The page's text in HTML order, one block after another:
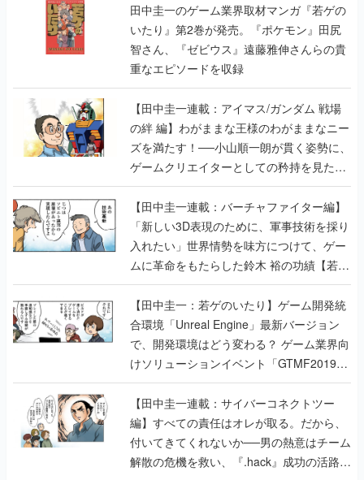
田中圭一のゲーム業界取材マンガ『若ゲの
いたり』第2巻が発売。『ポケモン』田尻
智さん、『ゼビウス』遠藤雅伸さんらの貴
重なエピソードを収録
【田中圭一連載：アイマス/ガンダム 戦場
の絆 編】わがままな王様のわがままなニー
ズを満たす！──小山順一朗が貫く姿勢に、
ゲームクリエイターとしての矜持を見た
【若ゲのいたり最終回】
【田中圭一連載：バーチャファイター編】
「新しい3D表現のために、軍事技術を採り
入れたい」世界情勢を味方につけて、ゲー
ムに革命をもたらした鈴木 裕の功績【若ゲ
のいたり】
【田中圭一：若ゲのいたり】ゲーム開発統
合環境「Unreal Engine」最新バージョン
で、開発環境はどう変わる？ ゲーム業界向
けソリューションイベント「GTMF2019」
に行って、より理解を深めよう【PR】
【田中圭一連載：サイバーコネクトツー
編】すべての責任はオレが取る。だから、
付いてきてくれないか──男の熱意はチーム
解散の危機を救い、『.hack』成功の活路を